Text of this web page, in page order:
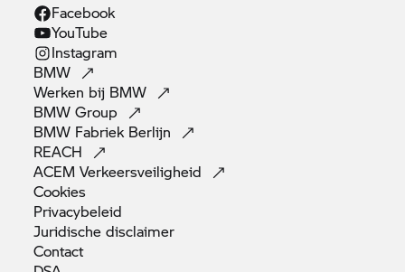
Facebook
YouTube
Instagram
BMW
Werken bij BMW
BMWGroup
BMW Fabriek Berlijn
REACH
ACEMVerkeersveiligheid
Cookies
Privacybeleid
Juridischedisclaimer
Contact